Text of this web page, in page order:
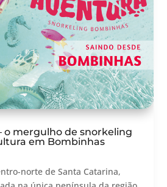
o mergulho de snorkeling
em Bombinhas
norte de Santa Catarina,